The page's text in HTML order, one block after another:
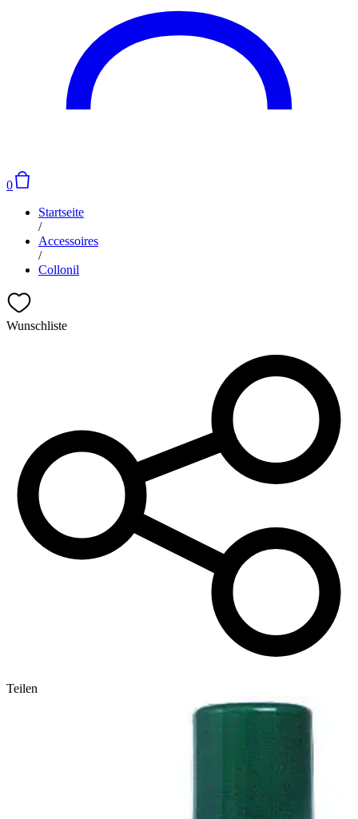
0
Startseite
/
Accessoires
/
Collonil
Wunschliste
Teilen